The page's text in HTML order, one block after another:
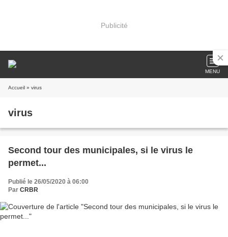
Publicité
MENU
Accueil » virus
virus
Second tour des municipales, si le virus le
permet...
Publié le 26/05/2020 à 06:00
Par CRBR